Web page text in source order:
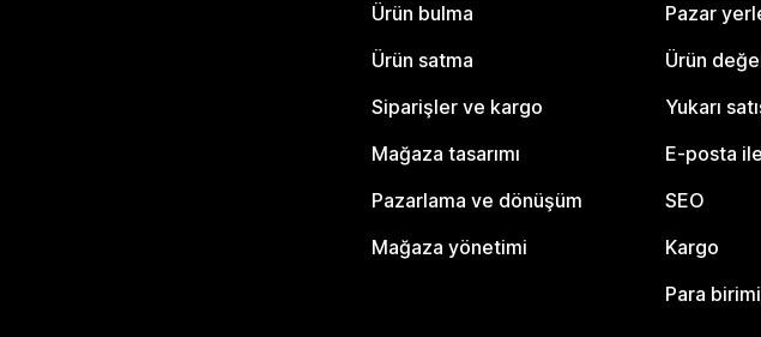
Ürün bulma
Ürün satma
Siparişler ve kargo
Mağaza tasarımı
Pazarlama ve dönüşüm
Mağaza yönetimi
Pazar
Ürün
Yukarı
E-posta
SEO
Kargo
Para